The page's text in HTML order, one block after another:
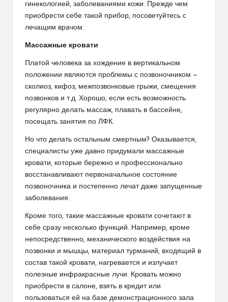
гинекологией, заболеваниями кожи. Прежде чем
приобрести себе такой прибор, посоветуйтесь с
лечащим врачом.
Массажные кровати
Платой человека за хождение в вертикальном
положении являются проблемы с позвоночником —
сколиоз, кифоз, межпозвонковые грыжи, смещения
позвонков и т.д. Хорошо, если есть возможность
регулярно делать массаж, плавать в бассейне,
посещать занятия по ЛФК.
Но что делать остальным смертным? Оказывается,
специалисты уже давно придумали массажные
кровати, которые бережно и профессионально
восстанавливают первоначальное состояние
позвоночника и постепенно лечат даже запущенные
заболевания.
Кроме того, такие массажные кровати сочетают в
себе сразу несколько функций. Например, кроме
непосредственно, механического воздействия на
позвонки и мышцы, материал турманий, входящий в
состав такой кровати, нагревается и излучает
полезные инфракрасные лучи. Кровать можно
приобрести в салоне, взять в кредит или
пользоваться ей на базе демонстрационного зала